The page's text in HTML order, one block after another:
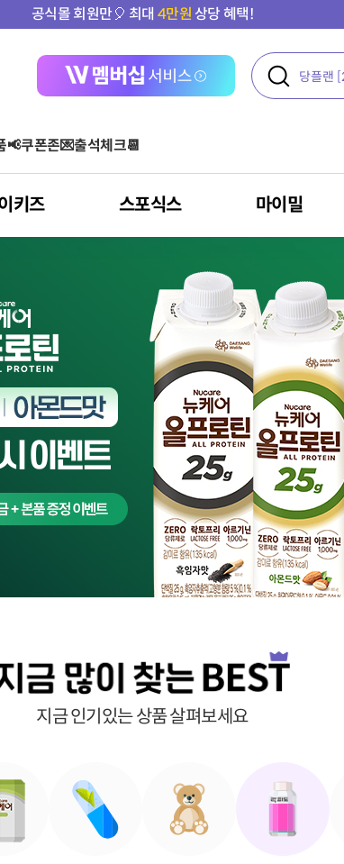
타임특가에서 최대 할인받기⏰
📢쿠폰존💌출석체크📆
액티브 올프로틴
건강기능식품 고혈압환자용 영양
여성 건강 기타
콜라겐 오메가3
아르기닌 루테인
키즈 스포식스
운동 후 다이어트
마이밀
단백질 기타 보충용 제품
혈당 포스트바이오틱스
아르기닌 스틱포
아르기닌 클로렐라
혈행 개선 뼈/관절 건강
기타
지금 인기있는 상품 살펴보세요